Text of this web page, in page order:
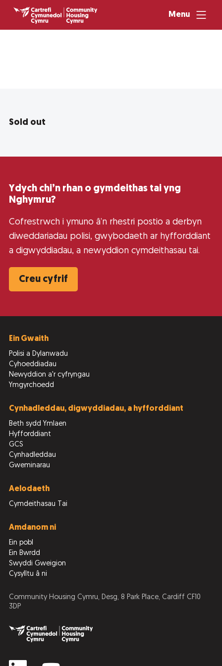
Menu
Sold out
Ydych chi’n rhan o gymdeithas tai yng
Nghymru?
Cofrestrwch i ymuno â’n rhestri postio a derbyn
diweddariadau polisi, gwybodaeth ar hyfforddiant
a digwyddiadau, a newyddion cymdeithasau tai.
Creu cyfrif
Ein Gwaith
Polisi a Dylanwadu
Cyhoeddiadau
Newyddion a'r cyfryngau
Ymgyrchoedd
Cynhadleddau, digwyddiadau, a hyfforddiant
Beth sydd Ymlaen
Hyfforddiant
GCS
Cynhadleddau
Gweminarau
Aelodaeth
Cymdeithasau Tai
Amdanom ni
Ein pobl
Ein Bwrdd
Swyddi Gweigion
Cysylltu â ni
Community Housing Cymru, Desg, 8 Park Place, Cardiff CF10
3DP